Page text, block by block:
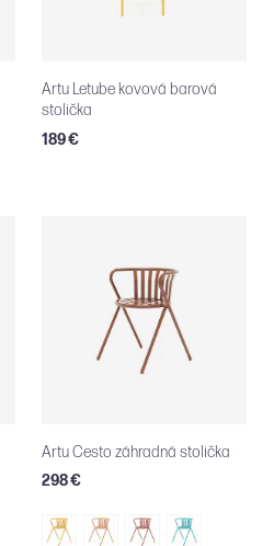
Artu Letube kovová barová
stolička
189 €
Artu Cesto záhradná stolička
298 €